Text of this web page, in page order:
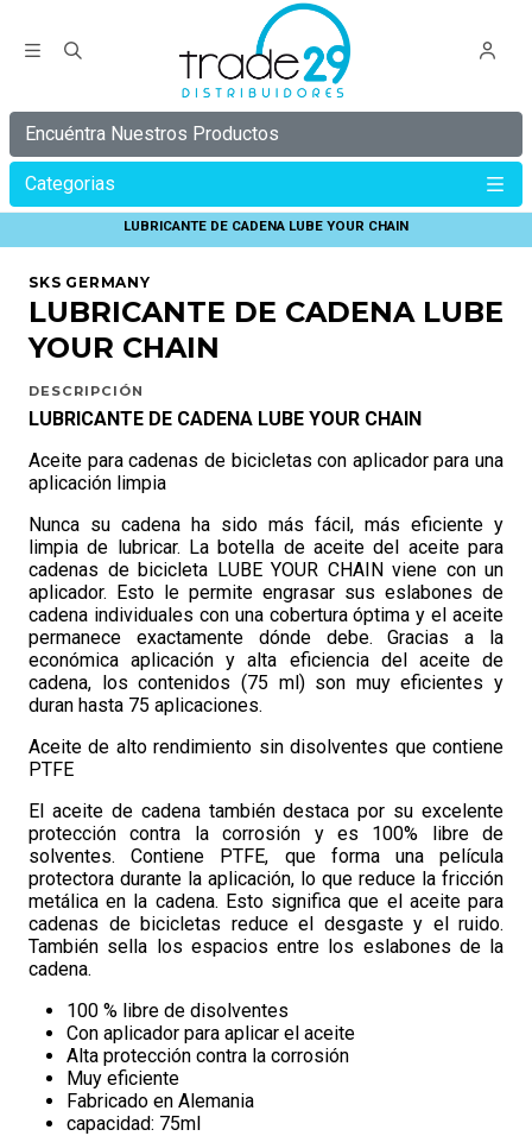
Encuéntra Nuestros Productos
Categorias
Inicio
LUBRICANTE DE CADENA LUBE YOUR CHAIN
SKS GERMANY
LUBRICANTE DE CADENA LUBE
YOUR CHAIN
DESCRIPCIÓN
LUBRICANTE DE CADENA LUBE YOUR CHAIN
Aceite para cadenas de bicicletas con aplicador para una
aplicación limpia
Nunca su cadena ha sido más fácil, más eficiente y
limpia de lubricar. La botella de aceite del aceite para
cadenas de bicicleta LUBE YOUR CHAIN ​​viene con un
aplicador. Esto le permite engrasar sus eslabones de
cadena individuales con una cobertura óptima y el aceite
permanece exactamente dónde debe. Gracias a la
económica aplicación y alta eficiencia del aceite de
cadena, los contenidos (75 ml) son muy eficientes y
duran hasta 75 aplicaciones.
Aceite de alto rendimiento sin disolventes que contiene
PTFE
El aceite de cadena también destaca por su excelente
protección contra la corrosión y es 100% libre de
solventes. Contiene PTFE, que forma una película
protectora durante la aplicación, lo que reduce la fricción
metálica en la cadena. Esto significa que el aceite para
cadenas de bicicletas reduce el desgaste y el ruido.
También sella los espacios entre los eslabones de la
cadena.
100 % libre de disolventes
Con aplicador para aplicar el aceite
Alta protección contra la corrosión
Muy eficiente
Fabricado en Alemania
capacidad: 75ml